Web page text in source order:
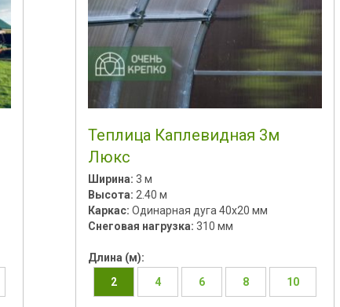
Теплица Каплевидная 3м
Люкс
Ширина:3 м
Высота:2.40 м
Каркас:Одинарная дуга 40х20 мм
Снеговая нагрузка:310 мм
Длина (м):
2
4 6 8 10